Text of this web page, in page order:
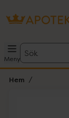
Meny
Sök
Hem